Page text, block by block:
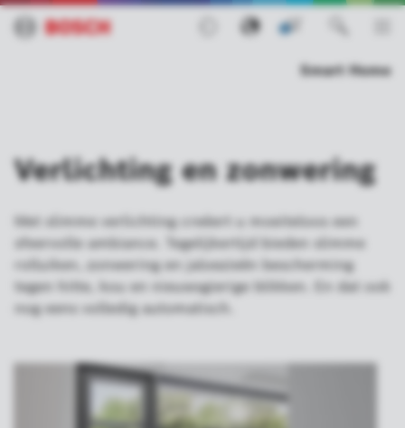
Smart Home
Verlichting en zonwering
Met slimme verlichting creëert u moeiteloos een
sfeervolle ambiance. Tegelijkertijd bieden slimme
rolluiken, zonwering en jaloezieën bescherming
tegen hitte, kou en nieuwsgierige blikken. En dat ook
nog eens volledig automatisch.